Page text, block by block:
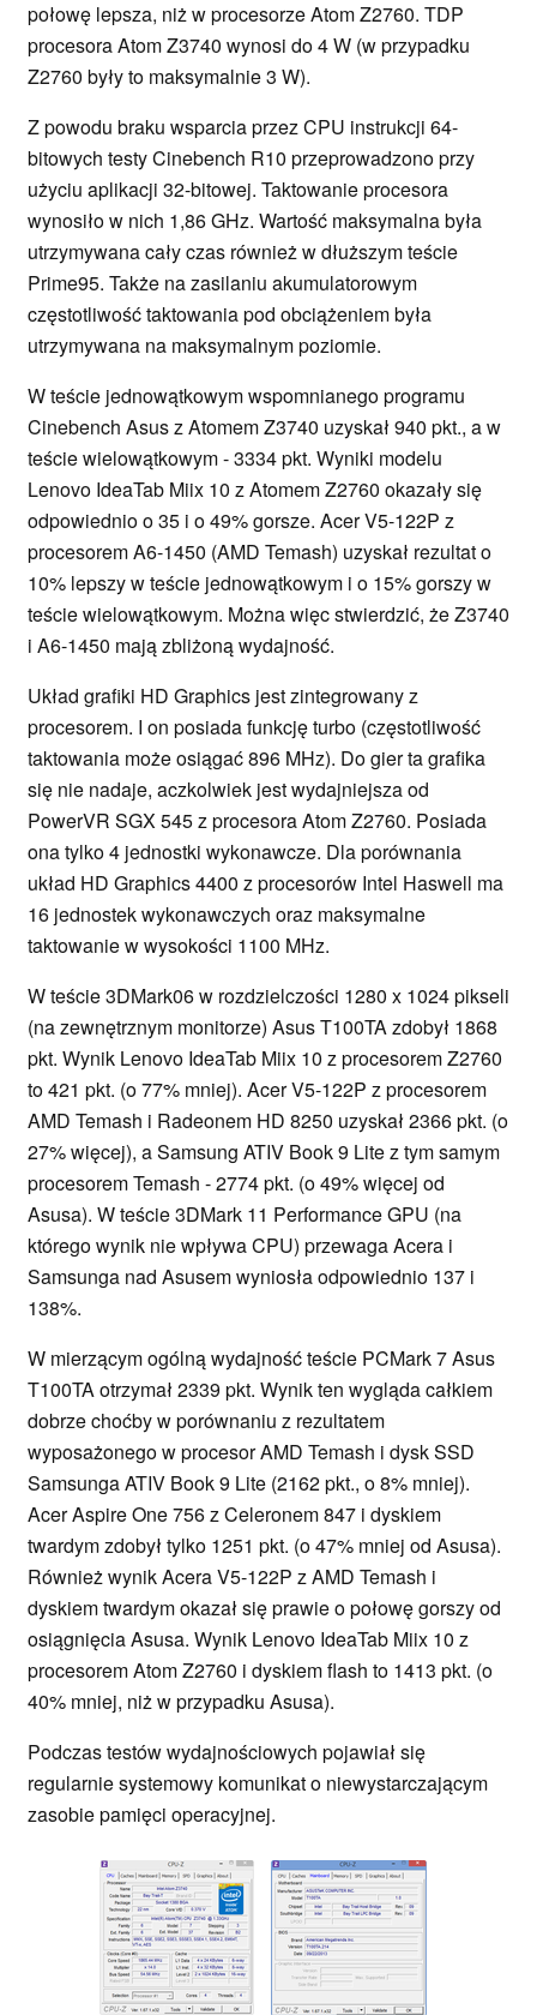
połowę lepsza, niż w procesorze Atom Z2760. TDP
procesora Atom Z3740 wynosi do 4 W (w przypadku
Z2760 były to maksymalnie 3 W).
Z powodu braku wsparcia przez CPU instrukcji 64-
bitowych testy Cinebench R10 przeprowadzono przy
użyciu aplikacji 32-bitowej. Taktowanie procesora
wynosiło w nich 1,86 GHz. Wartość maksymalna była
utrzymywana cały czas również w dłuższym teście
Prime95. Także na zasilaniu akumulatorowym
częstotliwość taktowania pod obciążeniem była
utrzymywana na maksymalnym poziomie.
W teście jednowątkowym wspomnianego programu
Cinebench Asus z Atomem Z3740 uzyskał 940 pkt., a w
teście wielowątkowym - 3334 pkt. Wyniki modelu
Lenovo IdeaTab Miix 10 z Atomem Z2760 okazały się
odpowiednio o 35 i o 49% gorsze. Acer V5-122P z
procesorem A6-1450 (AMD Temash) uzyskał rezultat o
10% lepszy w teście jednowątkowym i o 15% gorszy w
teście wielowątkowym. Można więc stwierdzić, że Z3740
i A6-1450 mają zbliżoną wydajność.
Układ grafiki HD Graphics jest zintegrowany z
procesorem. I on posiada funkcję turbo (częstotliwość
taktowania może osiągać 896 MHz). Do gier ta grafika
się nie nadaje, aczkolwiek jest wydajniejsza od
PowerVR SGX 545 z procesora Atom Z2760. Posiada
ona tylko 4 jednostki wykonawcze. Dla porównania
układ HD Graphics 4400 z procesorów Intel Haswell ma
16 jednostek wykonawczych oraz maksymalne
taktowanie w wysokości 1100 MHz.
W teście 3DMark06 w rozdzielczości 1280 x 1024 pikseli
(na zewnętrznym monitorze) Asus T100TA zdobył 1868
pkt. Wynik Lenovo IdeaTab Miix 10 z procesorem Z2760
to 421 pkt. (o 77% mniej). Acer V5-122P z procesorem
AMD Temash i Radeonem HD 8250 uzyskał 2366 pkt. (o
27% więcej), a Samsung ATIV Book 9 Lite z tym samym
procesorem Temash - 2774 pkt. (o 49% więcej od
Asusa). W teście 3DMark 11 Performance GPU (na
którego wynik nie wpływa CPU) przewaga Acera i
Samsunga nad Asusem wyniosła odpowiednio 137 i
138%.
W mierzącym ogólną wydajność teście PCMark 7 Asus
T100TA otrzymał 2339 pkt. Wynik ten wygląda całkiem
dobrze choćby w porównaniu z rezultatem
wyposażonego w procesor AMD Temash i dysk SSD
Samsunga ATIV Book 9 Lite (2162 pkt., o 8% mniej).
Acer Aspire One 756 z Celeronem 847 i dyskiem
twardym zdobył tylko 1251 pkt. (o 47% mniej od Asusa).
Również wynik Acera V5-122P z AMD Temash i
dyskiem twardym okazał się prawie o połowę gorszy od
osiągnięcia Asusa. Wynik Lenovo IdeaTab Miix 10 z
procesorem Atom Z2760 i dyskiem flash to 1413 pkt. (o
40% mniej, niż w przypadku Asusa).
Podczas testów wydajnościowych pojawiał się
regularnie systemowy komunikat o niewystarczającym
zasobie pamięci operacyjnej.